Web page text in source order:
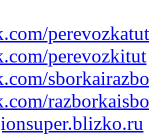
perevozkatut
perevozkitut